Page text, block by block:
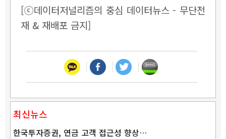
[ⓒ데이터저널리즘의 중심 데이터뉴스 - 무단전
재 & 재배포 금지]
최신뉴스
한국투자증권, 연금 고객 접근성 향상…